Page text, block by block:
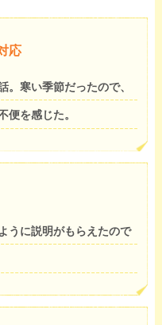
応
。寒い季節だったので、
便を感じた。
うに説明がもらえたので